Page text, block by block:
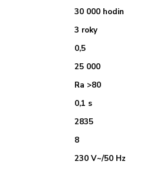
30 000 hodin
3 roky
0,5
25 000
Ra >80
0,1 s
2835
8
230 V~/50 Hz